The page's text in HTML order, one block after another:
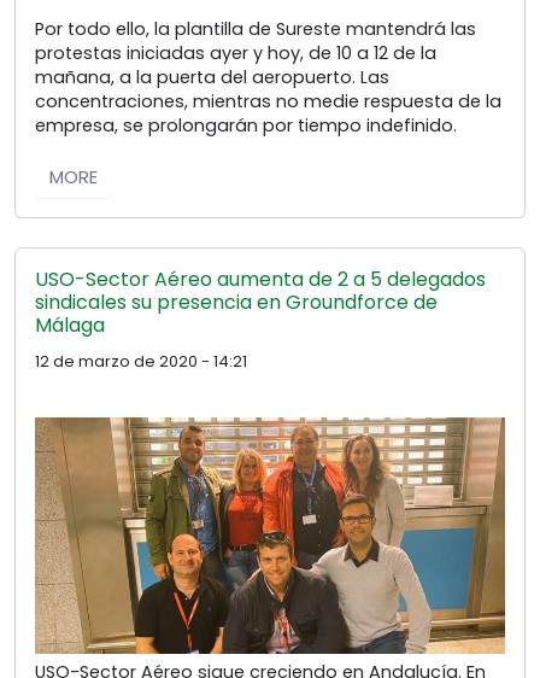
Por todo ello, la plantilla de Sureste mantendrá las
protestas iniciadas ayer y hoy, de 10 a 12 de la
mañana, a la puerta del aeropuerto. Las
concentraciones, mientras no medie respuesta de la
empresa, se prolongarán por tiempo indefinido.
MORE
USO-Sector Aéreo aumenta de 2 a 5 delegados
sindicales su presencia en Groundforce de
Málaga
12 de marzo de 2020 - 14:21
USO-Sector Aéreo sigue creciendo en Andalucía. En